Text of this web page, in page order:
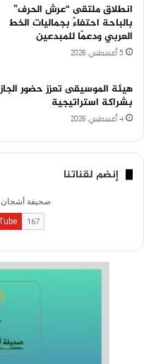
انطلاق ملتقى “عرش الحرف”
بالباحة احتفاءً بجماليات الخط
العربي ودعمًا للمبدعين
5 أغسطس، 2026
هيئة الموسيقى تعزز حضور الجاز
بشراكة استراتيجية
4 أغسطس، 2026
إنضم لقناتنا